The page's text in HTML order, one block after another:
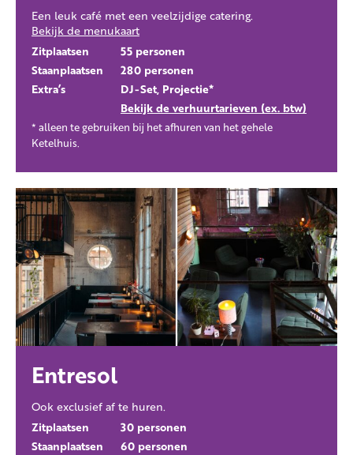
Een leuk café met een veelzijdige catering.
Bekijk de menukaart
Zitplaatsen
55 personen
Staanplaatsen
280 personen
Extra’s
DJ-Set, Projectie*
Bekijk de verhuurtarieven (ex. btw)
* alleen te gebruiken bij het afhuren van het gehele
Ketelhuis.
Entresol
Ook exclusief af te huren.
Zitplaatsen
30 personen
Staanplaatsen
60 personen